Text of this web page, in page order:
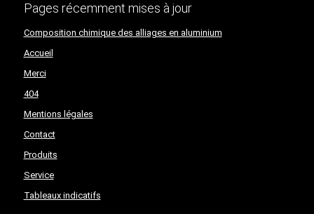
Pages récemment mises à jour
Composition chimique des alliages en aluminium
Accueil
Merci
404
Mentions légales
Contact
Produits
Service
Tableaux indicatifs